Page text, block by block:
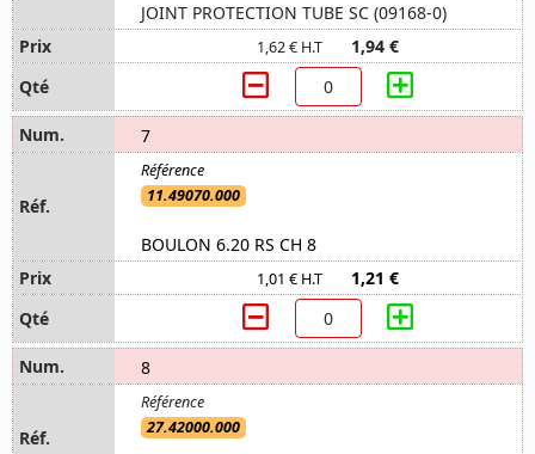
JOINT PROTECTION TUBE SC (09168-0)
1,62 € H.T 1,94 €
7
11.49070.000
BOULON 6.20 RS CH 8
1,01 € H.T 1,21 €
8
27.42000.000